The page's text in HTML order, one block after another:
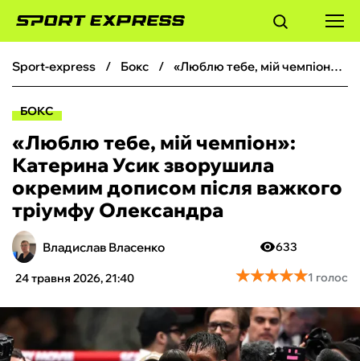
ФУТБОЛ
БОКС
ХОКЕЙ
ТЕНІС
КІБЕРСПОРТ
ЧС-2026
sport-express бокс «Люблю тебе, мій чемпіон»: Катерина Усик зворушила окремим дописом після важкого тріумфу Олександра
БОКС
«Люблю тебе, мій чемпіон»:
Катерина Усик зворушила
окремим дописом після важкого
тріумфу Олександра
Владислав Власенко
24 травня 2026, 21:40
633
★★★★★
★★★★★1 голос